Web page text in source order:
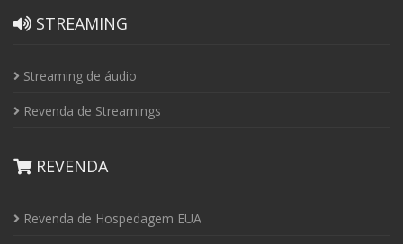
STREAMING
Streaming de áudio
Revenda de Streamings
REVENDA
Revenda de Hospedagem EUA